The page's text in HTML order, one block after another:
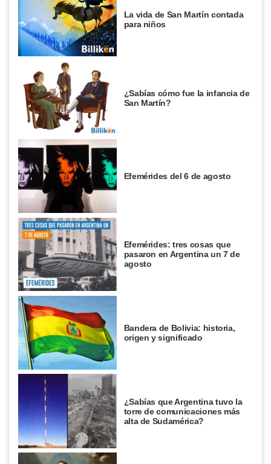
La vida de San Martín contada
para niños
¿Sabías cómo fue la infancia de
San Martín?
Efemérides del 6 de agosto
Efemérides: tres cosas que
pasaron en Argentina un 7 de
agosto
Bandera de Bolivia: historia,
origen y significado
¿Sabías que Argentina tuvo la
torre de comunicaciones más
alta de Sudamérica?